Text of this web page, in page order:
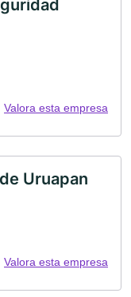
Valora esta empresa
Uruapan
Valora esta empresa